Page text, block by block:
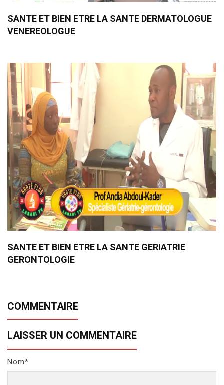
SANTE ET BIEN ETRE LA SANTE DERMATOLOGUE
VENEREOLOGUE
SANTE ET BIEN ETRE LA SANTE GERIATRIE
GERONTOLOGIE
COMMENTAIRE
LAISSER UN COMMENTAIRE
Nom*